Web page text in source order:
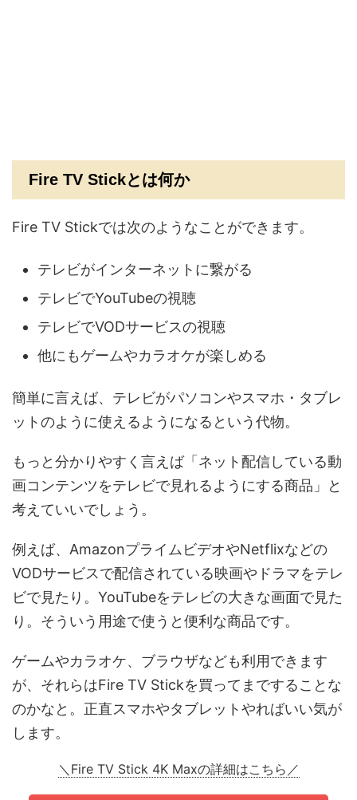
Fire TV Stickとは何か
Fire TV Stickでは次のようなことができます。
テレビがインターネットに繋がる
テレビでYouTubeの視聴
テレビでVODサービスの視聴
他にもゲームやカラオケが楽しめる
簡単に言えば、テレビがパソコンやスマホ・タブレ
ットのように使えるようになるという代物。
もっと分かりやすく言えば「ネット配信している動
画コンテンツをテレビで見れるようにする商品 」と
考えていいでしょう。
例えば、AmazonプライムビデオやNetflixなどの
VODサービスで配信されている映画やドラマをテレ
ビで見たり。YouTubeをテレビの大きな画面で見た
り。そういう用途で使うと便利な商品です。
ゲームやカラオケ、ブラウザなども利用できます
が、それらはFire TV Stickを買ってまですることな
のかなと。正直スマホやタブレットやればいい気が
します。
＼Fire TV Stick 4K Maxの詳細はこちら／